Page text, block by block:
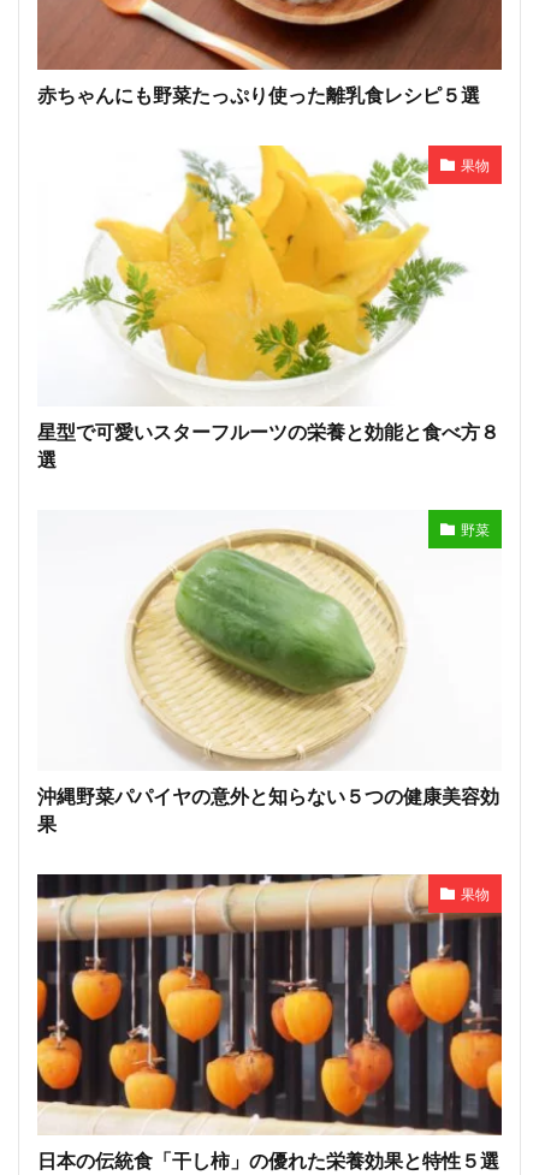
赤ちゃんにも野菜たっぷり使った離乳食レシピ５選
果物
星型で可愛いスターフルーツの栄養と効能と食べ方８
選
野菜
沖縄野菜パパイヤの意外と知らない５つの健康美容効
果
果物
日本の伝統食「干し柿」の優れた栄養効果と特性５選